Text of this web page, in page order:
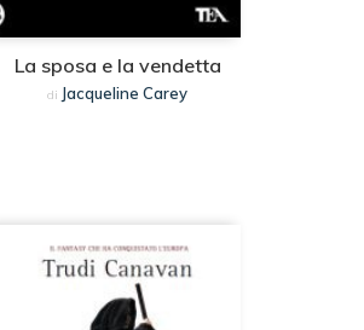
La sposa e la vendetta
di Jacqueline Carey